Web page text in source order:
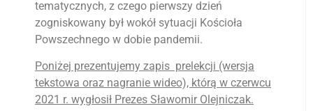
tematycznych, z czego pierwszy dzień
zogniskowany był wokół sytuacji Kościoła
Powszechnego w dobie pandemii.
Poniżej prezentujemy zapis prelekcji (wersja
tekstowa oraz nagranie wideo), którą w czerwcu
2021 r. wygłosił Prezes Sławomir Olejniczak.